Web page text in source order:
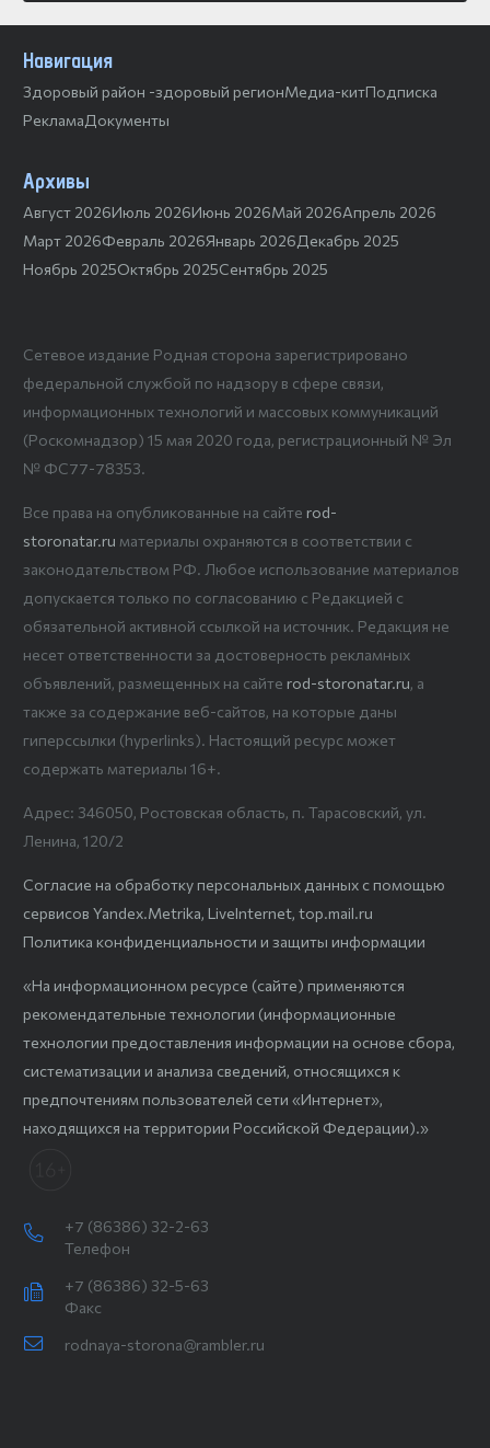
Навигация
Здоровый район -здоровый регионМедиа-китПодписка
РекламаДокументы
Архивы
Август 2026Июль 2026Июнь 2026Май 2026Апрель 2026
Март 2026Февраль 2026Январь 2026Декабрь 2025
Ноябрь 2025Октябрь 2025Сентябрь 2025
Сетевое издание Родная сторона зарегистрировано
федеральной службой по надзору в сфере связи,
информационных технологий и массовых коммуникаций
(Роскомнадзор) 15 мая 2020 года, регистрационный № Эл
№ ФС77-78353.
Все права на опубликованные на сайте rod-
storonatar.ru материалы охраняются в соответствии с
законодательством РФ. Любое использование материалов
допускается только по согласованию с Редакцией с
обязательной активной ссылкой на источник. Редакция не
несет ответственности за достоверность рекламных
объявлений, размещенных на сайте rod-storonatar.ru, а
также за содержание веб-сайтов, на которые даны
гиперссылки (hyperlinks). Настоящий ресурс может
содержать материалы 16+.
Адрес: 346050, Ростовская область, п. Тарасовский, ул.
Ленина, 120/2
Согласие на обработку персональных данных с помощью
сервисов Yandex.Metrika, LiveInternet, top.mail.ru
Политика конфиденциальности и защиты информации
«На информационном ресурсе (сайте) применяются
рекомендательные технологии (информационные
технологии предоставления информации на основе сбора,
систематизации и анализа сведений, относящихся к
предпочтениям пользователей сети «Интернет»,
находящихся на территории Российской Федерации).»
+7 (86386) 32-2-63
Телефон
+7 (86386) 32-5-63
Факс
rodnaya-storona@rambler.ru